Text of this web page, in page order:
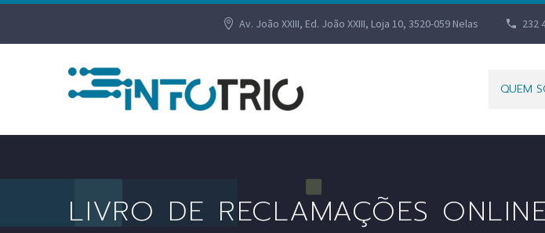
Av. João XXIII, Ed. João XXIII, Loja 10, 3520-059 Nelas 232
QUEM
LIVRO DE RECLAMAÇÕES